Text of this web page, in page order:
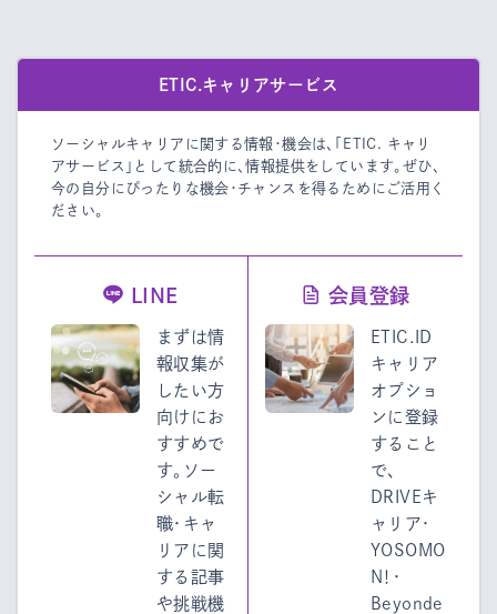
ETIC.キャリアサービス
ソーシャルキャリアに関する情報・機会は、「ETIC. キャリ
アサービス」として統合的に、情報提供をしています。 ぜひ、
今の自分にぴったりな機会・チャンスを得るためにご活用く
ださい。
LINE
まずは情
報収集が
したい方
向けにお
すすめで
す。ソー
シャル転
職・キャ
リアに関
する記事
や挑戦機
会員登録
ETIC.ID
キャリア
オプショ
ンに登録
すること
で、
DRIVEキ
ャリア・
YOSOMO
N！・
Beyonde